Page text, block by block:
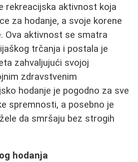
rekreacijska aktivnost koja
za hodanje, a svoje korene
Ova aktivnost se smatra
trčanja i postala je
zahvaljujući svojoj
zdravstvenim
hodanje je pogodno za sve
spremnosti, a posebno je
da smršaju bez strogih
hodanja